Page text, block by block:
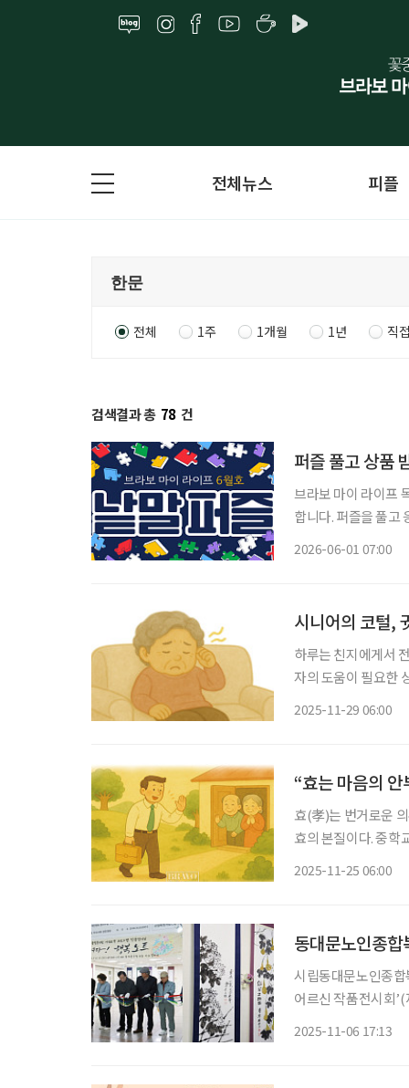
전체뉴스 피플
전체 1주 1개월 1년 직
검색결과 총 78 건
퍼즐 풀고 상품
브라보 마이 라이프 독자 이벤트 브라보 마이 라이프에서는
합니다. 퍼즐을 풀고
2026-06-01 07:00
시니어의 코털,
하루는 친지에게서
자의 도움이 필요한
2025-11-29 06:00
“효는 마음의 안
효(孝)는 번거로운
효의 본질이다. 중학
2025-11-25 06:00
동대문노인종합
시립동대문노인종합
어르신 작품전시회
2025-11-06 17:13